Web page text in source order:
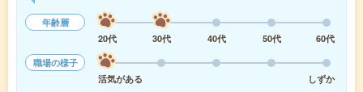
年齢層
20代
30代 40代 50代
60代
職場の様子
活気がある
しずか